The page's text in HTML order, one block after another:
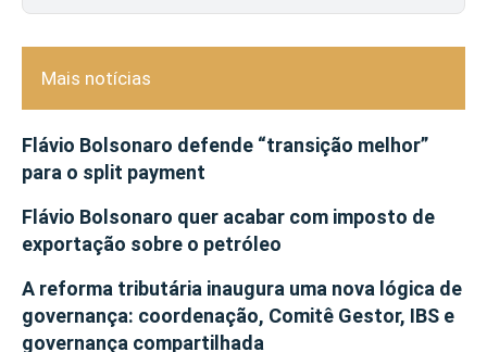
Mais notícias
Flávio Bolsonaro defende “transição melhor”
para o split payment
Flávio Bolsonaro quer acabar com imposto de
exportação sobre o petróleo
A reforma tributária inaugura uma nova lógica de
governança: coordenação, Comitê Gestor, IBS e
governança compartilhada